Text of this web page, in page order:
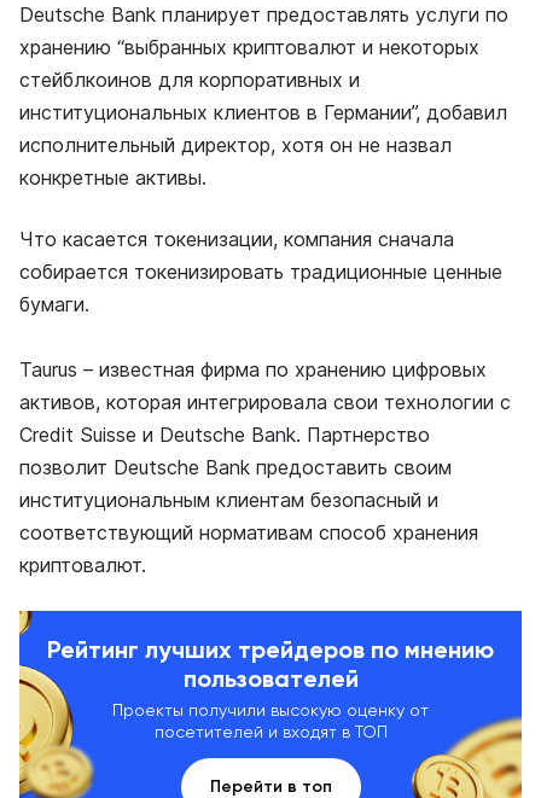
Deutsche Bank планирует предоставлять услуги по
хранению “выбранных криптовалют и некоторых
стейблкоинов для корпоративных и
институциональных клиентов в Германии”, добавил
исполнительный директор, хотя он не назвал
конкретные активы.
Что касается токенизации, компания сначала
собирается токенизировать традиционные ценные
бумаги.
Taurus – известная фирма по хранению цифровых
активов, которая интегрировала свои технологии с
Credit Suisse и Deutsche Bank. Партнерство
позволит Deutsche Bank предоставить своим
институциональным клиентам безопасный и
соответствующий нормативам способ хранения
криптовалют.
Рейтинг лучших трейдеров по мнению
пользователей
Проекты получили высокую оценку от
посетителей и входят в ТОП
Перейти в топ